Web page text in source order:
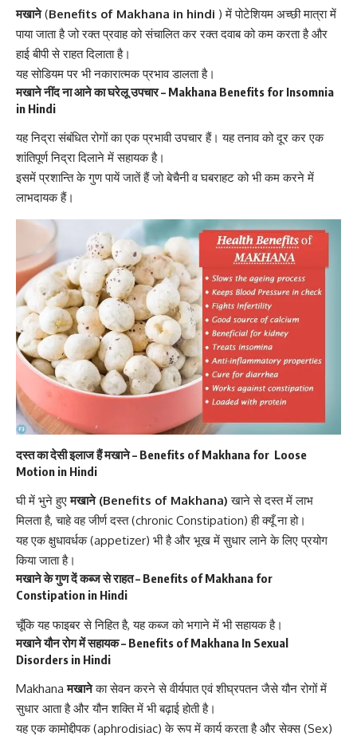
मखाने(Benefits of Makhana in hindi ) मेंपोटेशियम अच्छी मात्रा में
पाया जाता है जो रक्त प्रवाह को संचालित कर रक्त दवाब को कम करता है और
हाई बीपी से राहत दिलाता है।
यह सोडियम पर भी नकारात्मक प्रभाव डालता है।
मखानेनींद ना आने का घरेलू उपचार – Makhana Benefits for Insomnia
in Hindi
यह निद्रा संबंधित रोगों का एक प्रभावी उपचार हैं। यह तनाव को दूर कर एक
शांतिपूर्ण निद्रा दिलाने में सहायक है।
इसमें प्रशान्ति के गुण पायें जातें हैं जो बेचैनी व घबराहट को भी कम करने में
लाभदायक हैं।
दस्त का देसी इलाज हैं मखाने – Benefits of Makhana for Loose
Motion in Hindi
घी में भुने हुएमखाने (Benefits of Makhana) खाने सेदस्त में लाभ
मिलता है, चाहे वह जीर्ण दस्त (chronic Constipation) ही क्यूँ ना हो।
यह एक क्षुधावर्धक (appetizer) भी है और भूख में सुधार लाने के लिए प्रयोग
किया जाता है।
मखाने के गुण दें कब्ज से राहत – Benefits of Makhana for
Constipation in Hindi
चूँकि यह फाइबर से निहित है, यहकब्ज को भगाने में भी सहायक है।
मखाने यौन रोग में सहायक – Benefits of Makhana In Sexual
Disorders in Hindi
Makhanaमखानेका सेवन करने से वीर्यपात एवं शीघ्रपतन जैसे यौन रोगों में
सुधार आता है और यौन शक्ति में भी बढ़ाई होती है।
यह एक कामोद्दीपक (aphrodisiac) के रूप में कार्य करता है और सेक्स (Sex)